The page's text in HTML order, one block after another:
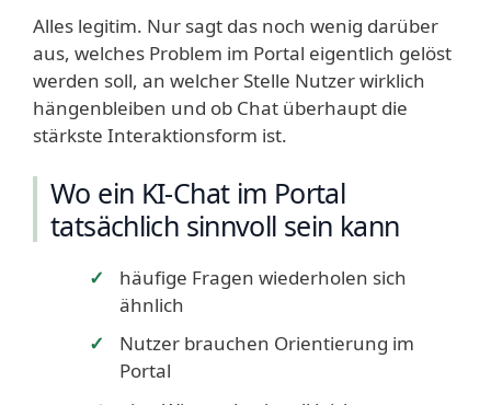
Alles legitim. Nur sagt das noch wenig darüber
aus, welches Problem im Portal eigentlich gelöst
werden soll, an welcher Stelle Nutzer wirklich
hängenbleiben und ob Chat überhaupt die
stärkste Interaktionsform ist.
Wo ein KI-Chat im Portal
tatsächlich sinnvoll sein kann
häufige Fragen wiederholen sich
ähnlich
Nutzer brauchen Orientierung im
Portal